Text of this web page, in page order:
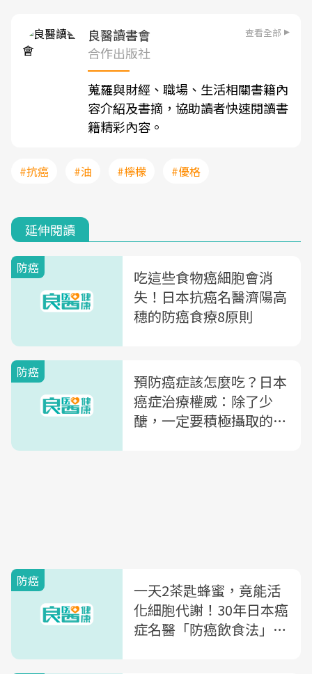
良醫讀書會 查看全部
合作出版社
蒐羅與財經、職場、生活相關書籍內
容介紹及書摘，協助讀者快速閱讀書
籍精彩內容。
#抗癌 #油 #檸檬 #優格
延伸閱讀
防癌
吃這些食物癌細胞會消
失！日本抗癌名醫濟陽高
穗的防癌食療8原則
防癌
預防癌症該怎麼吃？日本
癌症治療權威：除了少
醣，一定要積極攝取的6
防癌
一天2茶匙蜂蜜，竟能活
化細胞代謝！30年日本癌
症名醫「防癌飲食法」